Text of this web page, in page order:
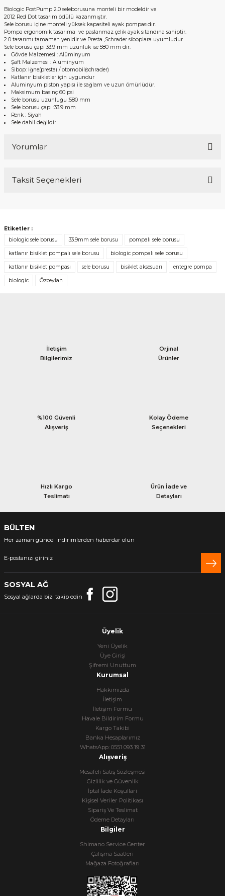
Biologic PostPump 2.0 seleborusuna monteli bir modeldir ve
2012 Red Dot tasarım ödülü kazanmıştır.
Sele borusu içine monteli yüksek kapasiteli ayak pompasıdır.
Pompa ergonomik tasarıma ve paslanmaz çelik ayak sıtandına sahiptir.
2.0 tasarımı tamamen yenidir ve Presta ,Schrader siboplara uyumludur.
Sele borusu çapı 33.9 mm uzunluk ise 580 mm dir.
Gövde Malzemesi : Alüminyum
Şaft Malzemesi : Alüminyum
Sibop: İğne(presta) / otomobil(schrader)
Katlanır bisikletler için uygundur
Aluminyum piston yapısı ile sağlam ve uzun ömürlüdür.
Maksimum basınç 60 psi
Sele borusu uzunluğu :580 mm
Sele borusu çapı :33.9 mm
Renk : Siyah
Sele dahil değildir.
Yorumlar
Taksit Seçenekleri
Etiketler :
biologic sele borusu
33.9mm sele borusu pompalı sele borusu
katlanır bisiklet pompalı sele borusu biologic pompalı sele borusu
katlanır bisiklet pompası sele borusu bisiklet aksesuarı entegre pompa
biologic Özceylan
İletişim
Bilgilerimiz
Orjinal
Ürünler
%100 Güvenli
Alışveriş
Kolay Ödeme
Seçenekleri
Hızlı Kargo
Teslimatı
Ürün İade ve
Detayları
BÜLTEN
Her zaman güncel indirimlerden haberdar olun
SOSYAL AĞ
Sosyal ağlarda bizi takip edin
Üyelik
Yeni Üyelik
Üye Girişi
Şifremi Unuttum
Kurumsal
Hakkımızda
İletişim
İletişim Formu
Havale Bildirim Formu
Kargo Takibi
Banka Hesaplarımız
WhatsApp: 0551 093 19 31
Alışveriş
Mesafeli Satış Sözleşmesi
Gizlilik ve Güvenlik
İptal İade Koşullari
Kişisel Veriler Politikası
Sipariş Ve Teslimat
Ödeme Detayları
Bilgiler
Shimano Service Center
Çalışma Saatleri
Mağaza Fotoğrafları